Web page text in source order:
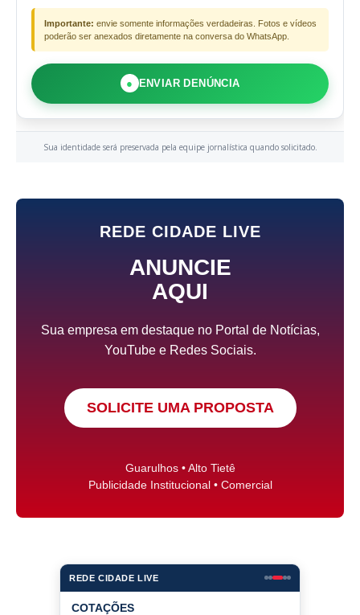
Importante: envie somente informações verdadeiras. Fotos e vídeos
poderão ser anexados diretamente na conversa do WhatsApp.
● ENVIAR DENÚNCIA
Sua identidade será preservada pela equipe jornalística quando solicitado.
REDE CIDADE LIVE
ANUNCIE
AQUI
Sua empresa em destaque no Portal de Notícias,
YouTube e Redes Sociais.
SOLICITE UMA PROPOSTA
Guarulhos • Alto Tietê
Publicidade Institucional • Comercial
REDE CIDADE LIVE
COTAÇÕES